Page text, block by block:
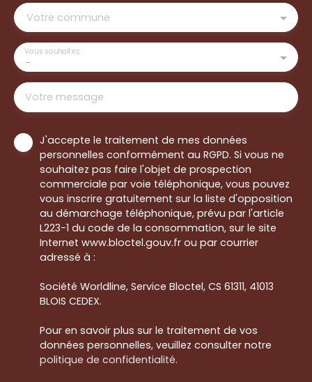
Votre commune
-
Vous souhaitez
Votre message
J'accepte le traitement de mes données
personnelles conformément au RGPD. Si vous ne
souhaitez pas faire l'objet de prospection
commerciale par voie téléphonique, vous pouvez
vous inscrire gratuitement sur la liste d'opposition
au démarchage téléphonique, prévu par l'article
L223-1 du code de la consommation, sur le site
Internet www.bloctel.gouv.fr ou par courrier
adressé à :
Société Worldline, Service Bloctel, CS 61311, 41013
BLOIS CEDEX.
Pour en savoir plus sur le traitement de vos
données personnelles, veuillez consulter notre
politique de confidentialité.